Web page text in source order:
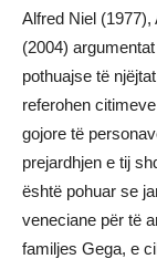
Alfred Niel
(2004)
pothuajse të
referohen
gojore të
prejardhjen e tij
është pohuar se
veneciane për të
familjes Gega, e